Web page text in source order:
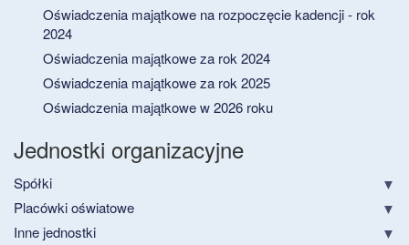
Oświadczenia majątkowe na rozpoczęcie kadencji - rok
2024
Oświadczenia majątkowe za rok 2024
Oświadczenia majątkowe za rok 2025
Oświadczenia majątkowe w 2026 roku
Jednostki organizacyjne
Spółki
Placówki oświatowe
Inne jednostki